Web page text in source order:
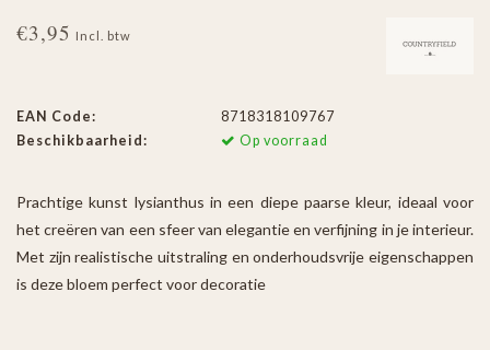
€3,95 Incl. btw
EAN Code:
8718318109767
Beschikbaarheid:
Op voorraad
Prachtige kunst lysianthus in een diepe paarse kleur, ideaal voor
het creëren van een sfeer van elegantie en verfijning in je interieur.
Met zijn realistische uitstraling en onderhoudsvrije eigenschappen
is deze bloem perfect voor decoratie